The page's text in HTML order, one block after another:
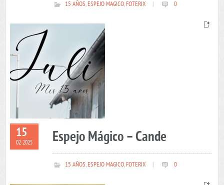
15 AÑOS,ESPEJO MAGICO,FOTERIX 0
15
02 2025 Espejo Mágico – Cande
15 AÑOS,ESPEJO MAGICO,FOTERIX 0